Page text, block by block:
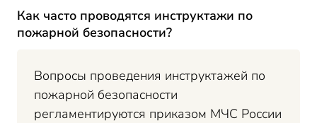
Как часто проводятся инструктажи по
пожарной безопасности?
Вопросы проведения инструктажей по
пожарной безопасности
регламентируются приказом МЧС России